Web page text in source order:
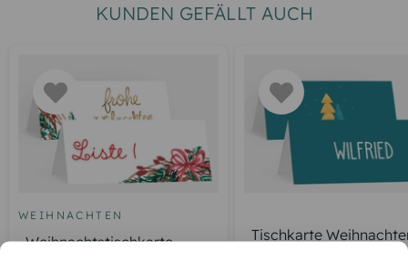
KUNDEN GEFÄLLT AUCH
WEIHNACHTEN
Weihnachtstischkarte
Tischkarte